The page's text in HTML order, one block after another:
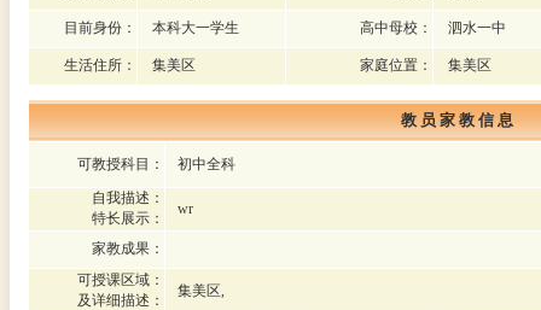
目前身份： 本科大一学生 高中母校： 泗水一中
生活住所： 集美区 家庭位置： 集美区
教 员 家 教 信 息
可教授科目：
初中全科
自我描述：
特长展示：
wr
家教成果：
可授课区域：
及详细描述：
集美区,